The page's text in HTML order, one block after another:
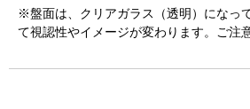
※盤面は、クリアガラス（透明）になっ
て視認性やイメージが変わります。ご注